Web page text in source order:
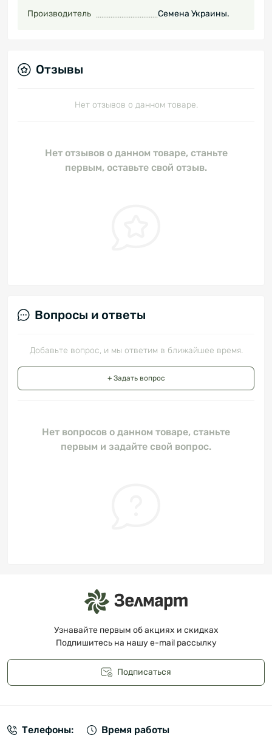
Производитель Семена Украины.
Отзывы
Нет отзывов о данном товаре.
Нет отзывов о данном товаре, станьте
первым, оставьте свой отзыв.
Вопросы и ответы
Добавьте вопрос, и мы ответим в ближайшее время.
+ Задать вопрос
Нет вопросов о данном товаре, станьте
первым и задайте свой вопрос.
Узнавайте первым об акциях и скидках
Подпишитесь на нашу e-mail рассылку
Подписаться
Телефоны: Время работы